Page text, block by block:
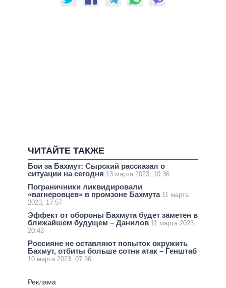
ЧИТАЙТЕ ТАКЖЕ
Бои за Бахмут: Сырский рассказал о
ситуации на сегодня 13 марта 2023, 10:36
Пограничники ликвидировали
«вагнеровцев» в промзоне Бахмута 11 марта
2023, 17:57
Эффект от обороны Бахмута будет заметен в
ближайшем будущем – Данилов 11 марта 2023,
20:42
Россияне не оставляют попыток окружить
Бахмут, отбиты больше сотни атак – Генштаб
10 марта 2023, 07:36